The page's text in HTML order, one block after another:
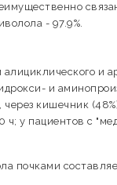
- 97.9%.
и
и
кишечник
ч; у пациентов с
почками